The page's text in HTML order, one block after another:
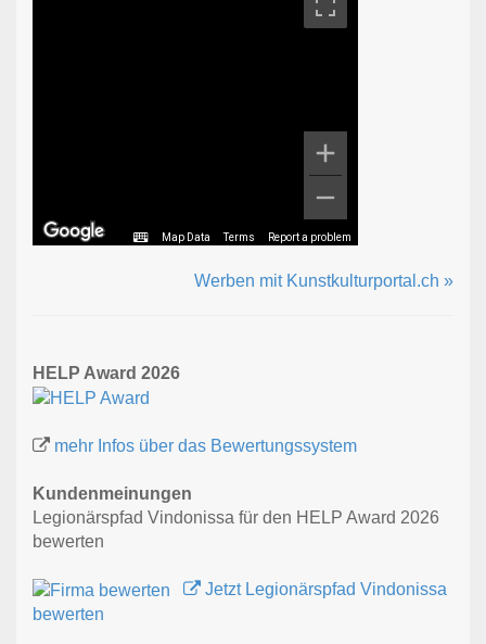
Map Data Terms Report a problem
Werben mit Kunstkulturportal.ch »
HELP Award 2026
mehr Infos über das Bewertungssystem
Kundenmeinungen
Legionärspfad Vindonissa für den HELP Award 2026
bewerten
Jetzt Legionärspfad Vindonissa
bewerten